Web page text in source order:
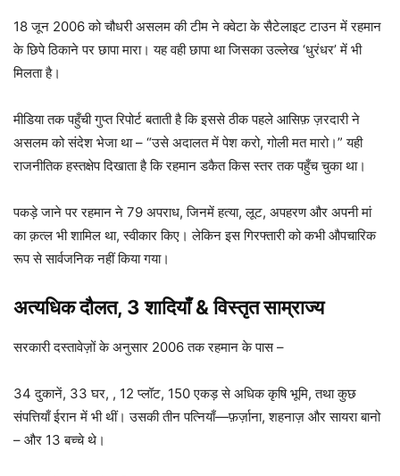
18 जून 2006 को चौधरी असलम की टीम ने क्वेटा के सैटेलाइट टाउन में रहमान
के छिपे ठिकाने पर छापा मारा। यह वही छापा था जिसका उल्लेख ‘धुरंधर’ में भी
मिलता है।
मीडिया तक पहुँची गुप्त रिपोर्ट बताती है कि इससे ठीक पहले आसिफ़ ज़रदारी ने
असलम को संदेश भेजा था – “उसे अदालत में पेश करो, गोली मत मारो।” यही
राजनीतिक हस्तक्षेप दिखाता है कि रहमान डकैत किस स्तर तक पहुँच चुका था।
पकड़े जाने पर रहमान ने 79 अपराध, जिनमें हत्या, लूट, अपहरण और अपनी मां
का क़त्ल भी शामिल था, स्वीकार किए। लेकिन इस गिरफ्तारी को कभी औपचारिक
रूप से सार्वजनिक नहीं किया गया।
अत्यधिक दौलत, 3 शादियाँ & विस्तृत साम्राज्य
सरकारी दस्तावेज़ों के अनुसार 2006 तक रहमान के पास –
34 दुकानें, 33 घर, , 12 प्लॉट, 150 एकड़ से अधिक कृषि भूमि, तथा कुछ
संपत्तियाँ ईरान में भी थीं। उसकी तीन पत्नियाँ—फ़र्ज़ाना, शहनाज़ और सायरा बानो
– और 13 बच्चे थे।